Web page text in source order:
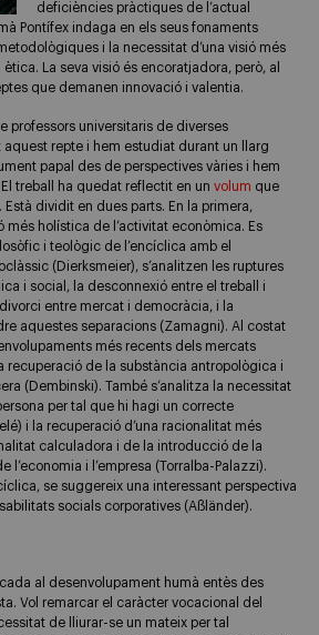
deficiències pràctiques de l’actual
Pontífex indaga en els seus fonaments
i la necessitat d’una visió més
La seva visió és encoratjadora, però, al
que demanen innovació i valentia.
professors universitaris de diverses
repte i hem estudiat durant un llarg
papal des de perspectives vàries i hem
treball ha quedat reflectit en un volum que
Està dividit en dues parts. En la primera,
més holística de l’activitat econòmica. Es
i teològic de l’encíclica amb el
(Dierksmeier), s’analitzen les ruptures
i social, la desconnexió entre el treball i
divorci entre mercat i democràcia, i la
aquestes separacions (Zamagni). Al costat
més recents dels mercats
recuperació de la substància antropològica i
(Dembinski). També s’analitza la necessitat
per tal que hi hagi un correcte
i la recuperació d’una racionalitat més
calculadora i de la introducció de la
l’economia i l’empresa (Torralba-Palazzi).
se suggereix una interessant perspectiva
socials corporatives (Aßländer).
al desenvolupament humà entès des
Vol remarcar el caràcter vocacional del
de lliurar-se un mateix per tal